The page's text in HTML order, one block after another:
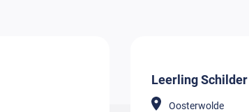
Leerling Schilder
Oosterwolde